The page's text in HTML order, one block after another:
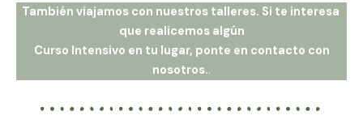
También viajamos con nuestros talleres. Si te interesa
que realicemos algún
Curso Intensivo en tu lugar, ponte en contacto con
nosotros..